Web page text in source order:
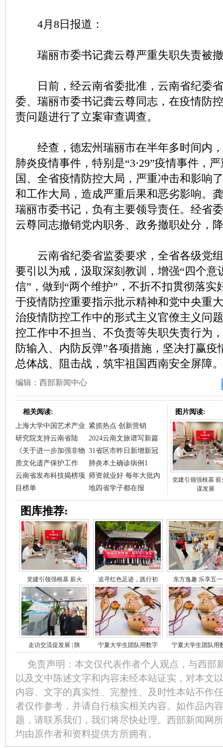
4月8日报道：
瑞丽市委书记龚云尊严重失职失责被
日前，经云南省委批准，云南省纪委省
委、瑞丽市委书记龚云尊同志，在疫情防
责问题进行了立案审查调查。
经查，德宏州瑞丽市在半年多时间内，
肺炎疫情事件，特别是“3·29”疫情事件，
国、全省疫情防控大局，严重冲击和影响
和工作大局，造成严重后果和恶劣影响。
瑞丽市委书记，负有主要领导责任。经省
云尊同志撤销党内职务、政务撤职处分，
云南省纪委省监委要求，全省各级党组
要引以为戒，汲取深刻教训，增强“四个意
信”，做到“两个维护”，不折不扣贯彻落实
于疫情防控重要指示批示精神和党中央重
治疫情防控工作中的形式主义官僚主义问
控工作中不担当、不负责等失职失责行为
防输入、内防反弹”各项措施，坚决打赢疫
总体战、阻击战，筑牢祖国西南安全屏障。
编辑：西部新闻中心
相关阅读:
上海大学中国艺术产业
研究院支持云南省陆
紧抓热点 创新营销
2024云南文旅谱写新篇
《关于进一步加强非物
质文化遗产保护工作
31省区市昨日新增新冠
肺炎本土确诊病例1
云南省发布科技揭榜项
目榜单
师资就业好 每年大批内
地四省学子都在报
图片阅读:
党建引领强根基 薪
谋发展
图库推荐:
党建引领强根基 薪火 追寻红色足迹，践行初 东方逸趣 乐享五
走访交流促发展 | 陕 宁夏大学生团队用数字 宁夏大学生团队用
免责声明：本文仅代表作者个人观点，与西部
以及文中陈述文字和内容未经本站证实，对本文
内容、文字的真实性、完整性、及时性本站不作
者仅作参考，并请自行核实相关内容。如作品内
题，请联系我们，我们将尽快处理。西部新闻网
均由原作者和资料提供方所拥有。